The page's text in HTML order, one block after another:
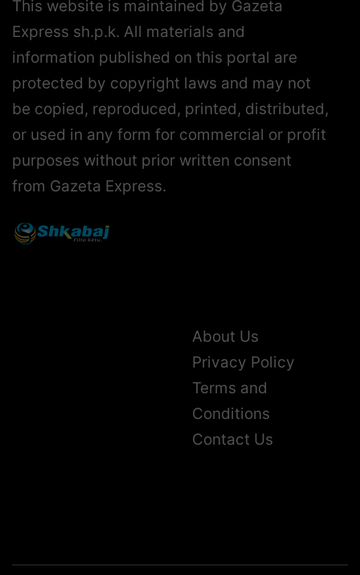
This website is maintained by Gazeta
Express sh.p.k. All materials and
information published on this portal are
protected by copyright laws and may not
be copied, reproduced, printed, distributed,
or used in any form for commercial or profit
purposes without prior written consent
from Gazeta Express.
About Us
Privacy Policy
Terms and
Conditions
Contact Us